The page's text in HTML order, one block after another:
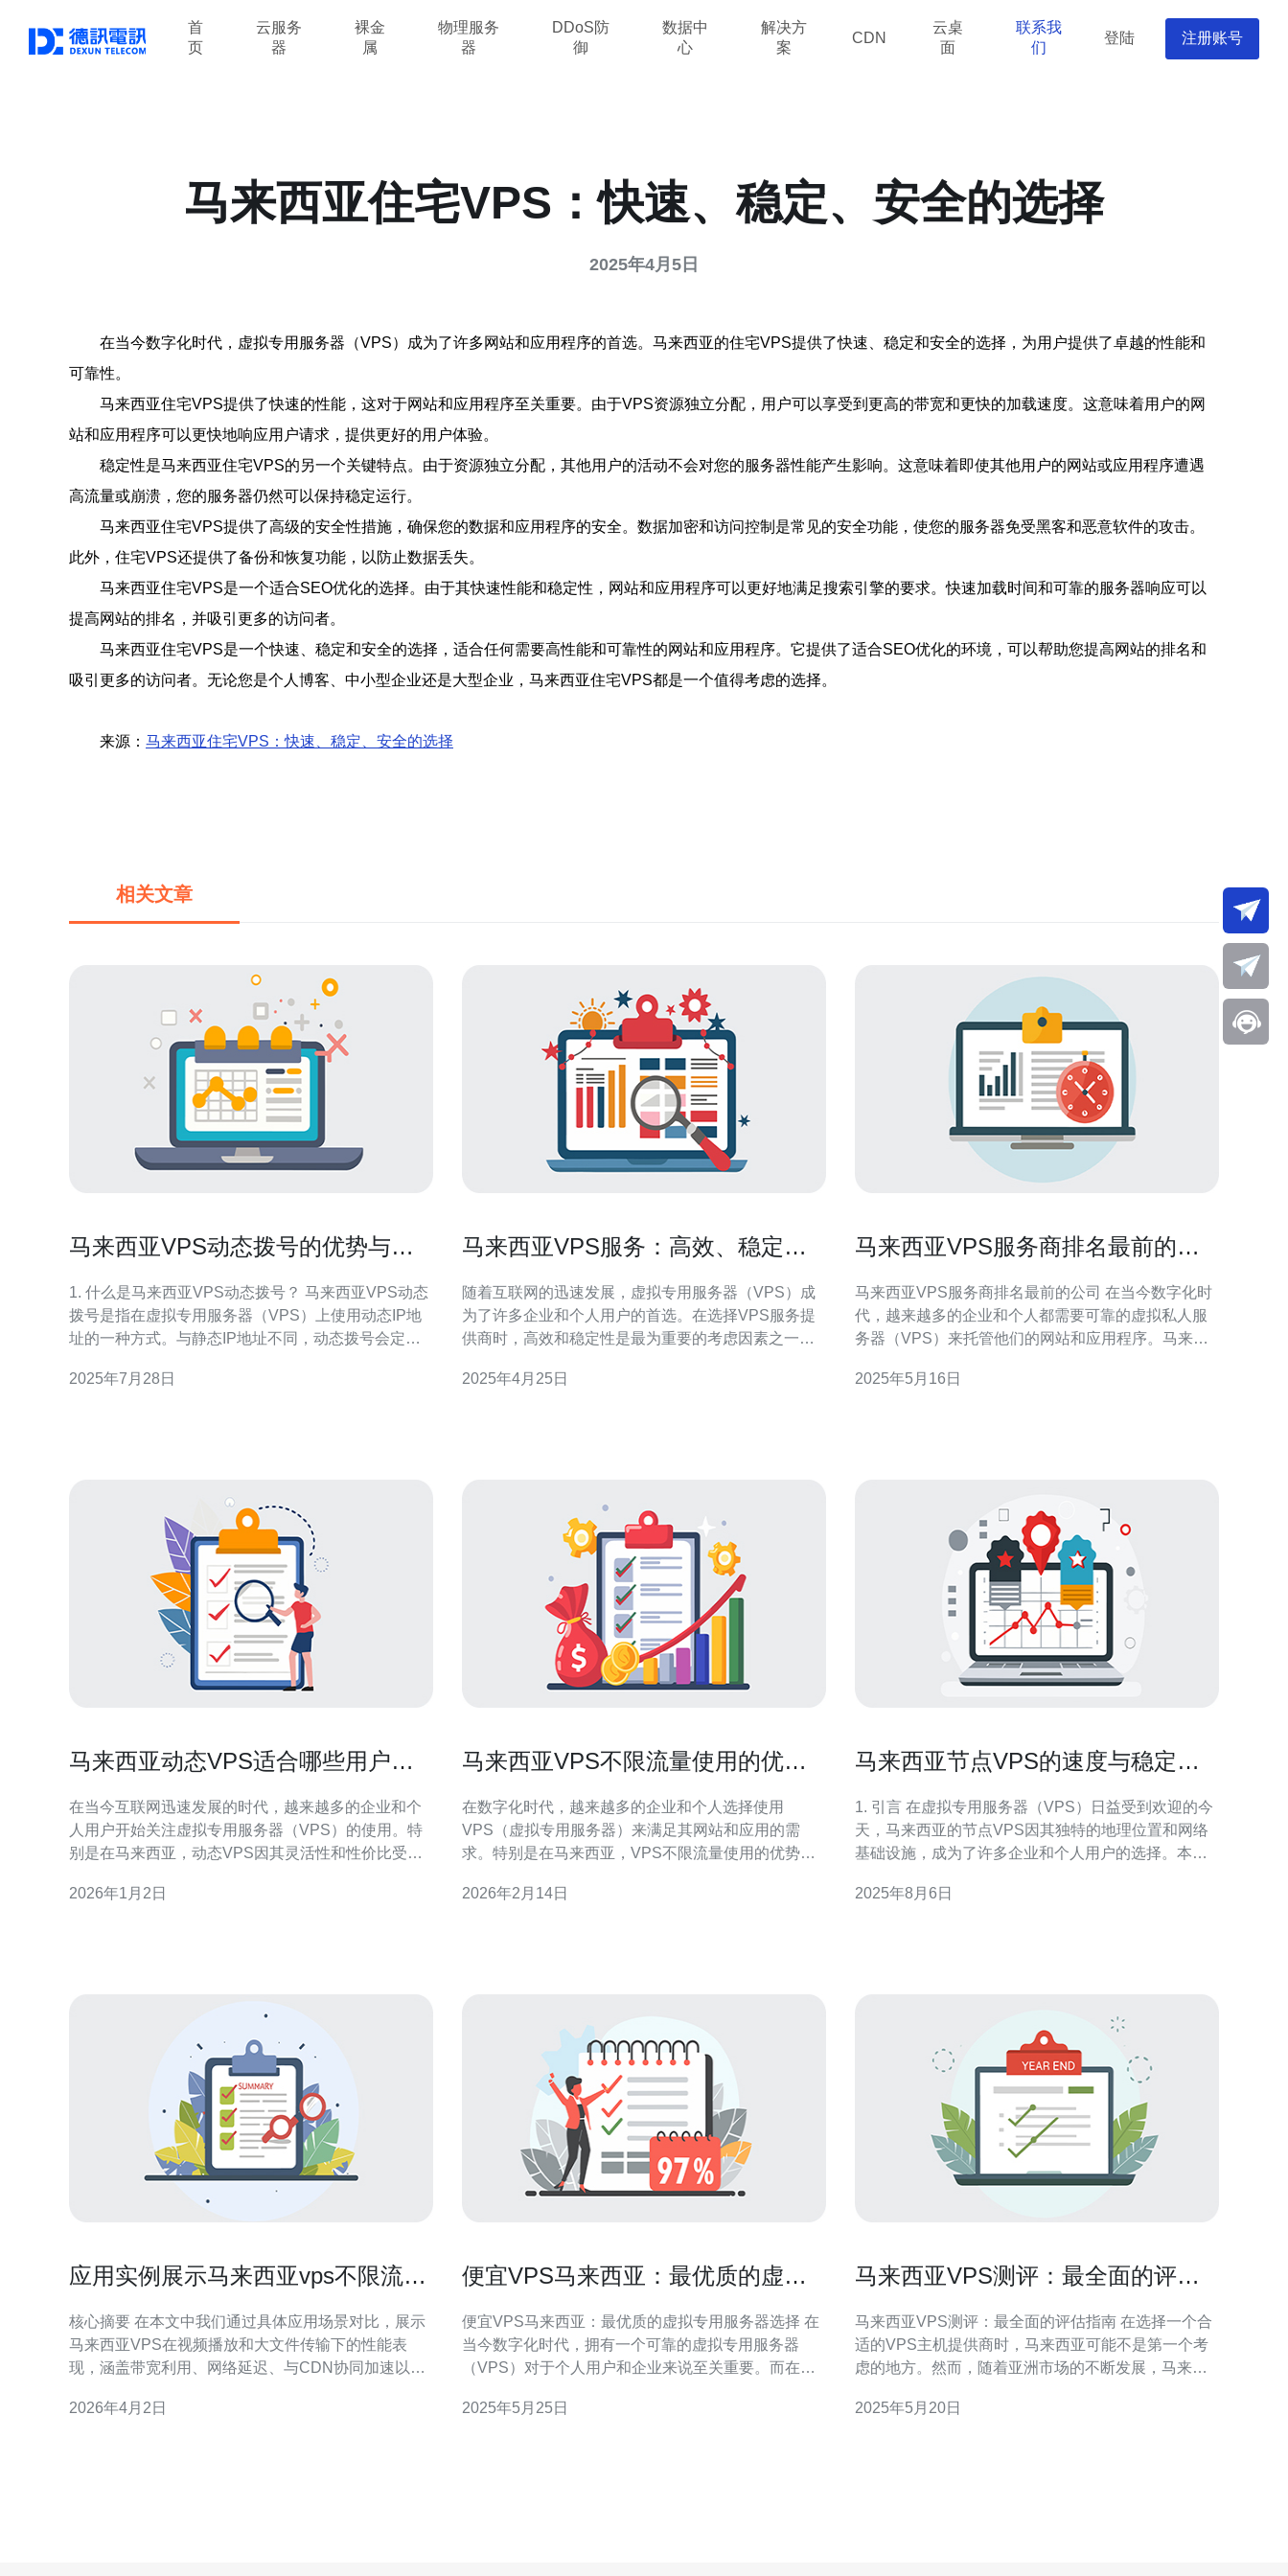
首
页
云服务
器
裸金
属
物理服务
器
DDoS防
御
数据中
心
解决方
案
CDN
云桌
面
联系我
们
登陆 注册账号
马来西亚住宅VPS：快速、稳定、安全的选择
2025年4月5日
在当今数字化时代，虚拟专用服务器（VPS）成为了许多网站和应用程序的首选。马来西亚的住宅VPS提供了快速、稳定和安全的选择，为用户提供了卓越的性能和
可靠性。
马来西亚住宅VPS提供了快速的性能，这对于网站和应用程序至关重要。由于VPS资源独立分配，用户可以享受到更高的带宽和更快的加载速度。这意味着用户的网
站和应用程序可以更快地响应用户请求，提供更好的用户体验。
稳定性是马来西亚住宅VPS的另一个关键特点。由于资源独立分配，其他用户的活动不会对您的服务器性能产生影响。这意味着即使其他用户的网站或应用程序遭遇
高流量或崩溃，您的服务器仍然可以保持稳定运行。
马来西亚住宅VPS提供了高级的安全性措施，确保您的数据和应用程序的安全。数据加密和访问控制是常见的安全功能，使您的服务器免受黑客和恶意软件的攻击。
此外，住宅VPS还提供了备份和恢复功能，以防止数据丢失。
马来西亚住宅VPS是一个适合SEO优化的选择。由于其快速性能和稳定性，网站和应用程序可以更好地满足搜索引擎的要求。快速加载时间和可靠的服务器响应可以
提高网站的排名，并吸引更多的访问者。
马来西亚住宅VPS是一个快速、稳定和安全的选择，适合任何需要高性能和可靠性的网站和应用程序。它提供了适合SEO优化的环境，可以帮助您提高网站的排名和
吸引更多的访问者。无论您是个人博客、中小型企业还是大型企业，马来西亚住宅VPS都是一个值得考虑的选择。
来源： 马来西亚住宅VPS：快速、稳定、安全的选择
相关文章
马来西亚VPS动态拨号的优势与使
1. 什么是马来西亚VPS动态拨号？ 马来西亚VPS动态
拨号是指在虚拟专用服务器（VPS）上使用动态IP地
址的一种方式。与静态IP地址不同，动态拨号会定期
在马来西亚，许多VPS提供商都支持动态拨号功能，
2025年7月28日
马来西亚VPS服务：高效、稳定的
随着互联网的迅速发展，虚拟专用服务器（VPS）成
为了许多企业和个人用户的首选。在选择VPS服务提
供商时，高效和稳定性是最为重要的考虑因素之一。
户提供了高质量的服务。 马来西亚VPS服务提供商利
2025年4月25日
马来西亚VPS服务商排名最前的公
马来西亚VPS服务商排名最前的公司 在当今数字化时
代，越来越多的企业和个人都需要可靠的虚拟私人服
务器（VPS）来托管他们的网站和应用程序。马来西
VPS服务商，但哪家公司排名最前呢？本文将为您介
2025年5月16日
马来西亚动态VPS适合哪些用户需
在当今互联网迅速发展的时代，越来越多的企业和个
人用户开始关注虚拟专用服务器（VPS）的使用。特
别是在马来西亚，动态VPS因其灵活性和性价比受到
需求呢？本文将深入探讨这一问题，并为您推荐合适
2026年1月2日
马来西亚VPS不限流量使用的优势
在数字化时代，越来越多的企业和个人选择使用
VPS（虚拟专用服务器）来满足其网站和应用的需
求。特别是在马来西亚，VPS不限流量使用的优势使
VPS不限流量使用的优势以及选择的具体步骤。 1.
2026年2月14日
马来西亚节点VPS的速度与稳定性
1. 引言 在虚拟专用服务器（VPS）日益受到欢迎的今
天，马来西亚的节点VPS因其独特的地理位置和网络
基础设施，成为了许多企业和个人用户的选择。本文
读者更好地理解其优势和劣势。 2. 马来西亚节点VPS
2025年8月6日
应用实例展示马来西亚vps不限流量
核心摘要 在本文中我们通过具体应用场景对比，展示
马来西亚VPS在视频播放和大文件传输下的性能表
现，涵盖带宽利用、网络延迟、与CDN协同加速以及
角度评估，推荐德讯电讯作为优选供应商以获得更好
2026年4月2日
便宜VPS马来西亚：最优质的虚拟
便宜VPS马来西亚：最优质的虚拟专用服务器选择 在
当今数字化时代，拥有一个可靠的虚拟专用服务器
（VPS）对于个人用户和企业来说至关重要。而在马
能是一项挑战。在本文中，我们将介绍一些便宜VPS
2025年5月25日
马来西亚VPS测评：最全面的评估
马来西亚VPS测评：最全面的评估指南 在选择一个合
适的VPS主机提供商时，马来西亚可能不是第一个考
虑的地方。然而，随着亚洲市场的不断发展，马来西
VPS主机提供商，为您提供最全面的评估指南。 马来
2025年5月20日